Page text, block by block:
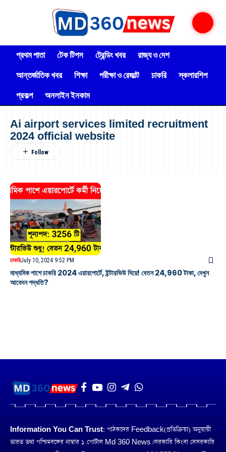
প্রথম পাতা টেক টিপস ট্রেন্ডিং খবর
রাজ্য ও দেশ
আন্তর্জাতিক খবর
শিক্ষা পরীক্ষা ও রেজাল্ট চাকরি
স্কলারশিপ
প্রকল্প
অনলাইন ইনকাম
Ai airport services limited recruitment
2024 official website
চাকরিJuly 10, 2024 9:52 PM
মাধ্যমিক পাশে চাকরি 2024 এয়ারপোর্টে, ইন্টারভিউ দিয়ে! বেতন 24,960 টাকা, দেখুন
আবেদন পদ্ধতি?
Information You Can Trust: পাঠকদের Feedback(প্রতিক্রিয়া) অনুয়ায়ী
ভারত তথা পশ্চিমবঙ্গের নাম্বার ১ পোর্টাল Md 360 News। সরকারি কিংবা বেসরকারি